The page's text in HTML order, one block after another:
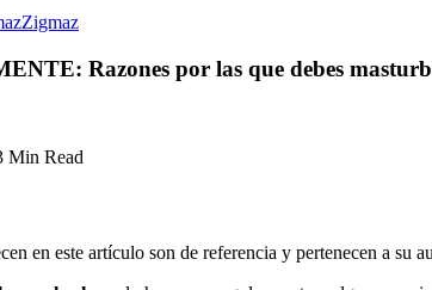
Zigmaz
Razones por las que debes
Min Read
en este artículo son de referencia y pertenecen a su